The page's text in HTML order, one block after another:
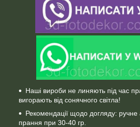
Наші вироби не линяють під час
вигорають від сонячного світла!
Рекомендації щодо догляду: ручне
прання при 30-40 гр.